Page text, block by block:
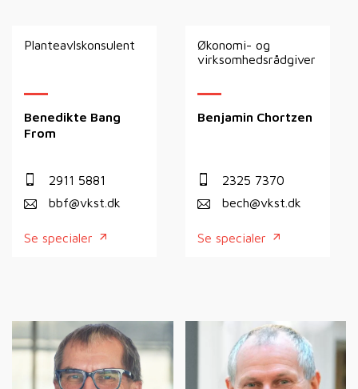
Planteavlskonsulent
Benedikte Bang
From
2911 5881
bbf@vkst.dk
Se specialer
Økonomi- og
virksomhedsrådgiver
Benjamin Chortzen
2325 7370
bech@vkst.dk
Se specialer